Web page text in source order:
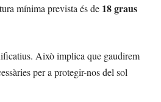
mínima prevista és de 18 graus
Això implica que gaudirem
per a protegir-nos del sol